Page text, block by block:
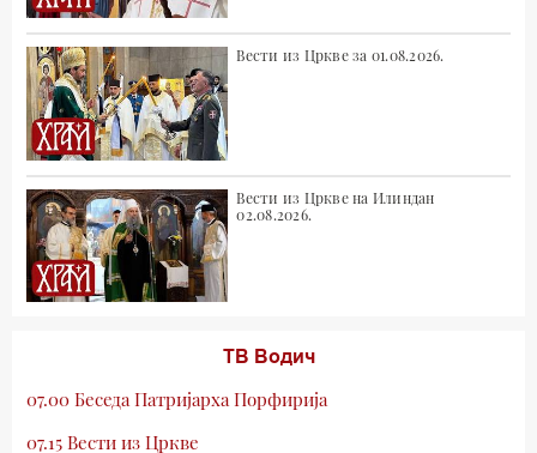
Вести из Цркве за 01.08.2026.
Вести из Цркве на Илиндан
02.08.2026.
ТВ Водич
07.00 Беседа Патријарха Порфирија
07.15 Вести из Цркве